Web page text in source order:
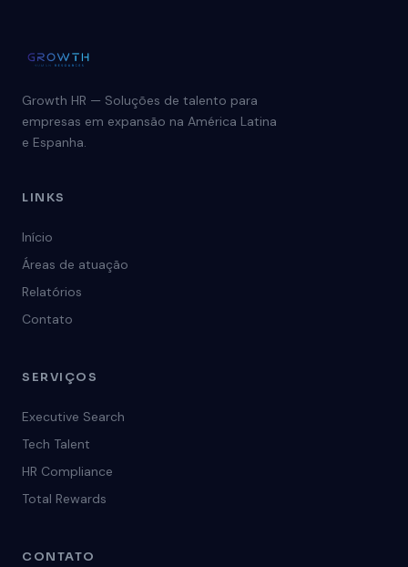
Growth HR — Soluções de talento para
empresas em expansão na América Latina
e Espanha.
LINKS
Início
Áreas de atuação
Relatórios
Contato
SERVIÇOS
Executive Search
Tech Talent
HR Compliance
Total Rewards
CONTATO